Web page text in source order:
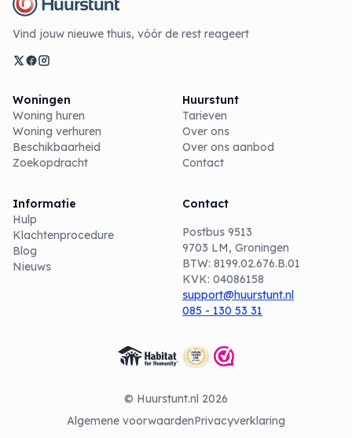
Vind jouw nieuwe thuis, vóór de rest reageert
Woningen
Woning huren
Woning verhuren
Beschikbaarheid
Zoekopdracht
Huurstunt
Tarieven
Over ons
Over ons aanbod
Contact
Informatie
Hulp
Klachtenprocedure
Blog
Nieuws
Contact
Postbus 9513
9703 LM, Groningen
BTW: 8199.02.676.B.01
KVK: 04086158
support@huurstunt.nl
085 - 130 53 31
© Huurstunt.nl 2026
Algemene voorwaardenPrivacyverklaring